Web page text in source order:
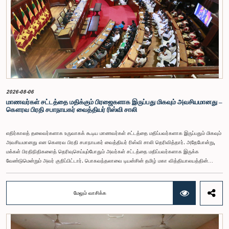
கொண்டுள்ளதாக தெரிவிக்கப்பட்டுள்ளது.
2026-08-06
மாணவர்கள் சட்டத்தை மதிக்கும் பிரஜைகளாக இருப்பது மிகவும் அவசியமானது –
கௌரவ பிரதி சபாநாயகர் வைத்தியர் ரிஸ்வி சாலி
எதிர்காலத் தலைவர்களாக உருவாகக் கூடிய மாணவர்கள் சட்டத்தை மதிப்பவர்களாக இருப்பதும் மிகவும்
அவசியமானது என கௌரவ பிரதி சபாநாயகர் வைத்தியர் ரிஸ்வி சாலி தெரிவித்தார். அதேபோன்று,
மக்கள் பிரதிநிதிகளைத் தெரிவுசெய்யும்போதும் அவர்கள் சட்டத்தை மதிப்பவர்களாக இருக்க
வேண்டுமென்றும் அவர் குறிப்பிட்டார். பொகவந்தலாவை டியன்சின் தமிழ் மகா வித்தியாலயத்தின்
உரையாற்றும்போதே பிரதி சபாநாயகர் இதனைத் தெரிவித்தார்.பொகவந்தலாவை டியன்சின் தமிழ் மகா
வித்தியாலயத்தின் மாணவர் பாராளுமன்ற நடவடிக்கைகள் தொடர்பான நடைமுறை அனுபவத்தையும்
ஜனநாயக ஆட்சி செயன்முறை தொடர்பான புரிதலையும் வழங்கும் நோக்கில் ஜனாதிபதி செயலகம்,
இலங்கை பாராளுமன்றத்தின் தொடர்பாடல் திணைக்களம் மற்றும் கல்வி அமைச்சு ஆகியன இணைந்து
இந்த நிகழ்ச்சித்திட்டத்தை ஏற்பாடு செய்திருந்தன.இங்கு மேலும் உரையாற்றிய கௌரவ பிரதி
மேலும் வாசிக்க